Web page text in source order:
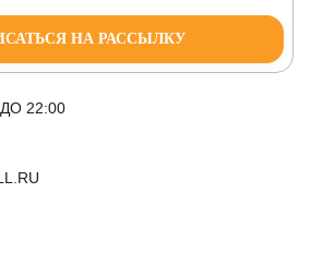
НА РАССЫЛКУ
22:00